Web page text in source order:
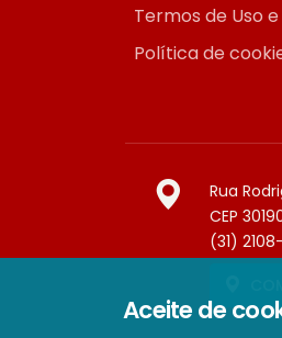
Aceite de
Termos de Uso
Política de
Rua
CEP
(31)